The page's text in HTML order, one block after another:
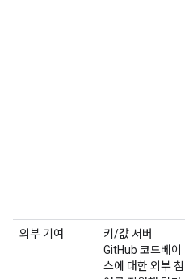
외부 기여
키/값 서버
GitHub 코드베이
스에 대한 외부 참